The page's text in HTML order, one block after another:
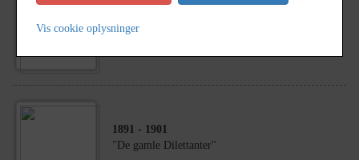
De gamle Dilettanter?
1891 - 1901
"De gamle Dilettanter"
Vis cookie oplysninger